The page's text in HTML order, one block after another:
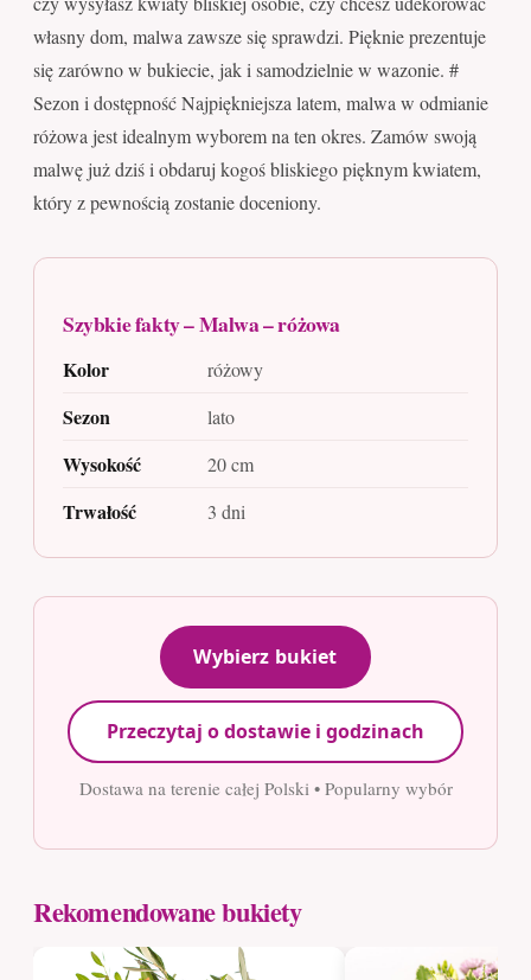
własny dom, malwa zawsze się sprawdzi. Pięknie prezentuje
się zarówno w bukiecie, jak i samodzielnie w wazonie. #
Sezon i dostępność Najpiękniejsza latem, malwa w odmianie
różowa jest idealnym wyborem na ten okres. Zamów swoją
malwę już dziś i obdaruj kogoś bliskiego pięknym kwiatem,
który z pewnością zostanie doceniony.
Szybkie fakty – Malwa – różowa
Kolor różowy
Sezon lato
Wysokość 20 cm
Trwałość 3 dni
Wybierz bukiet
Przeczytaj o dostawie i godzinach
Dostawa na terenie całej Polski • Popularny wybór
Rekomendowane bukiety